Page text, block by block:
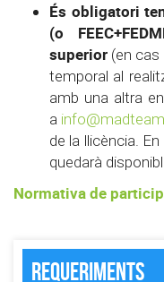
És obligatori
(o
superior (en
temporal al
amb una altra
a
de la llicència.
quedarà
Normativa de
Requeriments